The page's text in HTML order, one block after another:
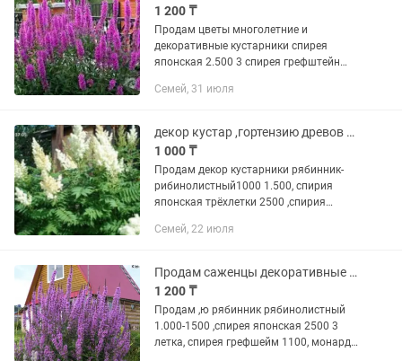
1 200 ₸
Продам цветы многолетние и
декоративные кустарники спирея
японская 2.500 3 спирея грефштейн
иволистный 1200,саженцы рябинник
600,...
Семей, 31 июля
декор кустар ,гортензию древов анабель рябинник ,многолетние цветы астильба
1 000 ₸
Продам декор кустарники рябинник-
рибинолистный1000 1.500, спирия
японская трёхлетки 2500 ,спирия
флокс 600 и шиловидный 800 пучек
Семей, 22 июля
Продам саженцы декоративные кустарники и многолетние цветы
1 200 ₸
Продам ,ю рябинник рябинолистный
1.000-1500 ,спирея японская 2500 3
летка, спирея грефшейм 1100, монарда